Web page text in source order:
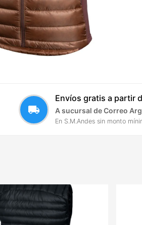
local_shipping
Envíos gratis a partir
A sucursal de Correo
En S.M.Andes sin monto